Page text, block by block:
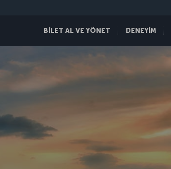
BİLET AL VE YÖNET DENEYİM